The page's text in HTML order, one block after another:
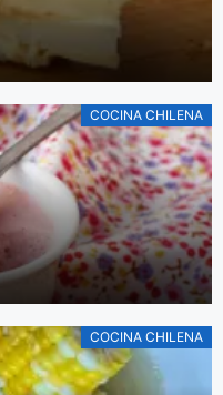
COCINA CHILENA
COCINA CHILENA